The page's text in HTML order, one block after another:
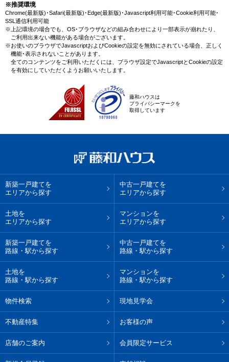
※推奨環境
Chrome(最新版)･Safari(最新版)･Edge(最新版)･Javascript利用可能･Cookie利用可能･
SSL通信利用可能
※上記環境の場合でも、OS･ブラウザなどの組み合わせにより一部表示が崩れたり、
ご利用出来ない機能がある場合がございます。
※お使いのブラウザでJavascriptおよびCookieの設定を無効にされている場合、正しく
機能･表示されないことがあります。
全てのコンテンツをご利用いただくには、ブラウザ設定でJavascriptとCookieの設定
を有効にしていただくようお願いいたします。
藤和ハウスは
プライバシーマークを
取得しています
新築一戸建てを
エリアから探す
中古一戸建てを
エリアから探す
土地を
エリアから探す
マンションを
エリアから探す
新築一戸建てを
路線・駅から探す
中古一戸建てを
路線・駅から探す
土地を
路線・駅から探す
マンションを
路線・駅から探す
物件検索 現地見学会
不動産特集 お客様の声
店舗のご案内 会員限定サービス